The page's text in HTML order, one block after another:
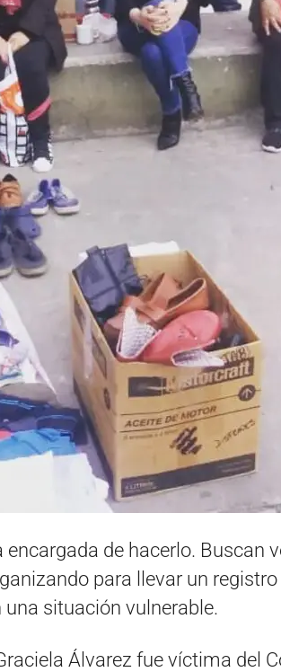
encargada de hacerlo. Buscan
para llevar un
situación vulnerable.
Álvarez fue víctima del